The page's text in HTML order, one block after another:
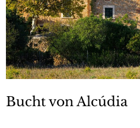
Bucht von Alcúdia